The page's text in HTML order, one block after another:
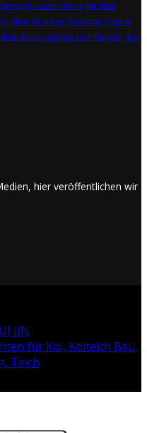
Koi kaufen online Koi Shop
Neue Koi online Newsletter Organic
Shop Sonderangebote zum Frühjahr Soya
hier veröffentlichen wir
JIN
für Koi, Koiteich Bau,
Teich